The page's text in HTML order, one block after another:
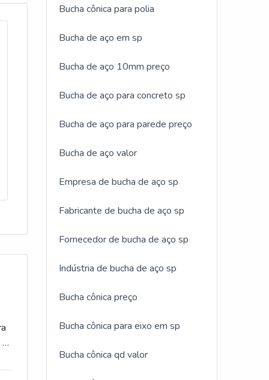
e
é
a
Bucha cônica para polia
Bucha de aço em sp
Bucha de aço 10mm preço
Bucha de aço para concreto sp
Bucha de aço para parede preço
Bucha de aço valor
Empresa de bucha de aço sp
Fabricante de bucha de aço sp
Fornecedor de bucha de aço sp
Indústria de bucha de aço sp
Bucha cônica preço
Bucha cônica para eixo em sp
Bucha cônica qd valor